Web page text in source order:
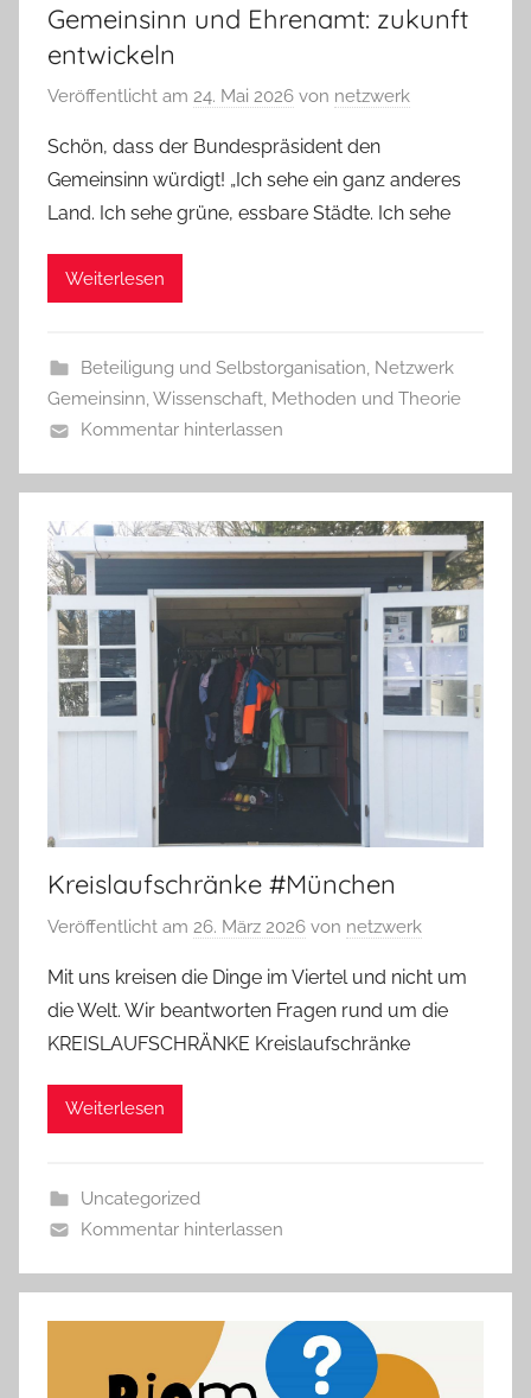
Gemeinsinn und Ehrenamt: zukunft
entwickeln
Veröffentlicht am 24. Mai 2026 von netzwerk
Schön, dass der Bundespräsident den
Gemeinsinn würdigt! „Ich sehe ein ganz anderes
Land. Ich sehe grüne, essbare Städte. Ich sehe
Weiterlesen
Beteiligung und Selbstorganisation, Netzwerk
Gemeinsinn,Wissenschaft, Methoden und Theorie
Kommentar hinterlassen
Kreislaufschränke #München
Veröffentlicht am 26. März 2026 von netzwerk
Mit uns kreisen die Dinge im Viertel und nicht um
die Welt. Wir beantworten Fragen rund um die
KREISLAUFSCHRÄNKE Kreislaufschränke
Weiterlesen
Uncategorized
Kommentar hinterlassen